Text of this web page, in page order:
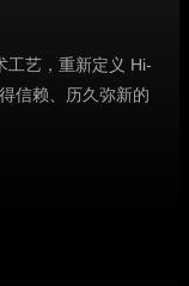
工艺，重新定义 Hi-
信赖、历久弥新的